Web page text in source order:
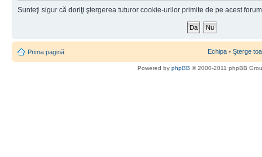
Sunteţi sigur că doriţi ştergerea tuturor cookie-urilor primite de pe acest
Prima pagină Echipa • Şterge
Powered by phpBB © 2000-2011 phpBB